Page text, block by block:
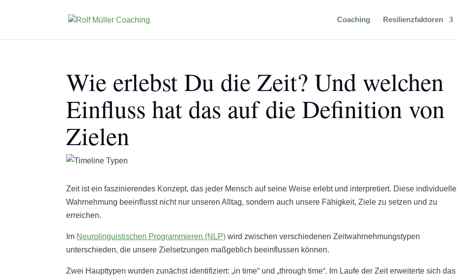
Coaching Resilienzfaktoren
Wie erlebst Du die Zeit? Und welchen
Einfluss hat das auf die Definition von
Zielen
Zeit ist ein faszinierendes Konzept, das jeder Mensch auf seine Weise erlebt und interpretiert. Diese individuelle
Wahrnehmung beeinflusst nicht nur unseren Alltag, sondern auch unsere Fähigkeit, Ziele zu setzen und zu
erreichen.
Im Neurolinguistischen Programmieren (NLP) wird zwischen verschiedenen Zeitwahrnehmungstypen
unterschieden, die unsere Zielsetzungen maßgeblich beeinflussen können.
Zwei Haupttypen wurden zunächst identifiziert: „in time“ und „through time“. Im Laufe der Zeit erweiterte sich das